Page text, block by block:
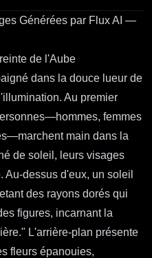
Générées par Flux AI —
de l'Aube
dans la douce lueur de
Au premier
femmes
main dans la
de soleil, leurs visages
dessus d'eux, un soleil
des rayons dorés qui
figures, incarnant la
L'arrière-plan présente
fleurs épanouies,